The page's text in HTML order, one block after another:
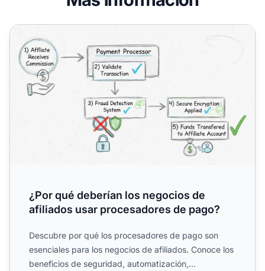
¿Por qué deberían los negocios de afiliados usar
¿Por qué deberían los negocios de
afiliados usar procesadores de pago?
Descubre por qué los procesadores de pago son
esenciales para los negocios de afiliados. Conoce los
beneficios de seguridad, automatización,